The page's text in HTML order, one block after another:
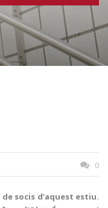
0
socis d’aquest estiu.